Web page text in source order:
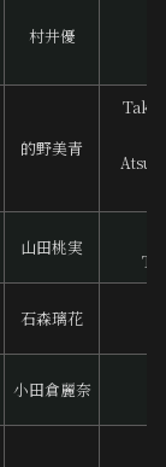
村井優
的野美青
山田桃実
石森璃花
小田倉麗奈